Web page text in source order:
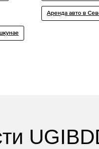
Аренда авто в